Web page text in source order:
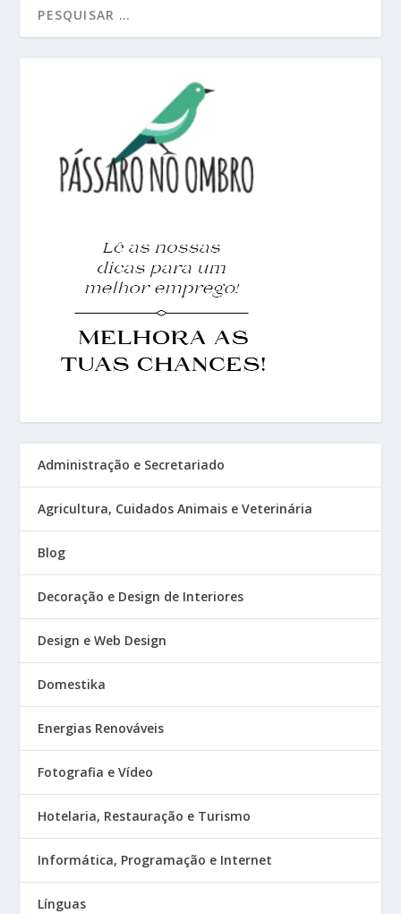
Administração e Secretariado
Agricultura, Cuidados Animais e Veterinária
Blog
Decoração e Design de Interiores
Design e Web Design
Domestika
Energias Renováveis
Fotografia e Vídeo
Hotelaria, Restauração e Turismo
Informática, Programação e Internet
Línguas